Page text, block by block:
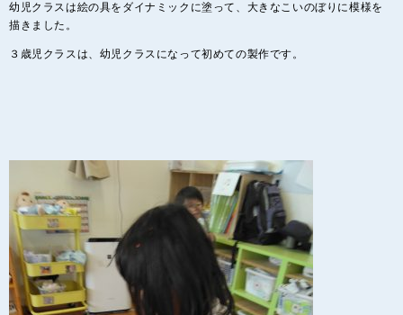
幼児クラスは絵の具をダイナミックに塗って、大きなこいのぼりに模様を
描きました。
３歳児クラスは、幼児クラスになって初めての製作です。